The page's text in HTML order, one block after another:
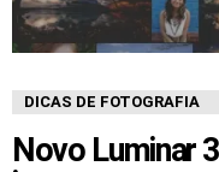
DICAS DE FOTOGRAFIA
Novo Luminar